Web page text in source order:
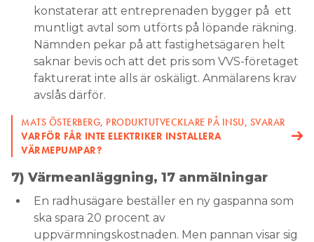
konstaterar att entreprenaden bygger på ett
muntligt avtal som utförts på löpande räkning.
Nämnden pekar på att fastighetsägaren helt
saknar bevis och att det pris som VVS-företaget
fakturerat inte alls är oskäligt. Anmälarens krav
avslås därför.
MATS ÖSTERBERG, PRODUKTUTVECKLARE PÅ INSU, SVARAR
VARFÖR FÅR INTE ELEKTRIKER INSTALLERA
VÄRMEPUMPAR?
7) Värmeanläggning, 17 anmälningar
En radhusägare beställer en ny gaspanna som
ska spara 20 procent av
uppvärmningskostnaden. Men pannan visar sig